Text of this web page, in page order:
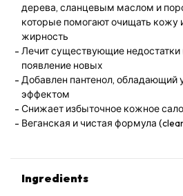
дерева, сланцевым маслом и
которые помогают очищать кожу
жирность
Лечит существующие
появление новых
Добавлен пантенол,
эффектом
Снижает избыточное кожное сало
Веганская и чистая формула
Ingredients